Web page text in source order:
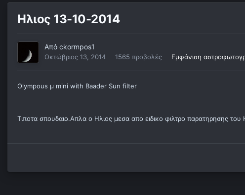
Ηλιος 13-10-2014
Από ckormpos1
Οκτώβριος 13, 2014 1565 προβολές Εμφάνιση
Οlympous μ mini with Baader Sun filter
Tιποτα σπουδαιο.Απλα ο Ηλιος μεσα απο ειδικο φιλτρο παρατηρησης